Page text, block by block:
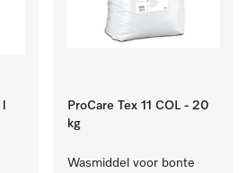
ProCare Tex 11 COL - 20
kg
Wasmiddel voor bonte